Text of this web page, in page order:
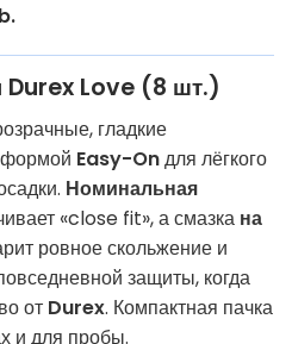
Durex Love (8 шт.)
гладкие
формой Easy-Onдля лёгкого
Номинальная
«close fit», а смазка на
ровное скольжение и
защиты, когда
от Durex. Компактная пачка
и для пробы.